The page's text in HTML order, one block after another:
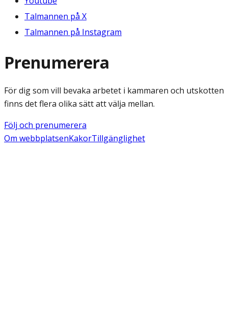
Talmannen på X
Talmannen på Instagram
Prenumerera
För dig som vill bevaka arbetet i kammaren och utskotten
finns det flera olika sätt att välja mellan.
Följ och prenumerera
Om webbplatsenKakorTillgänglighet